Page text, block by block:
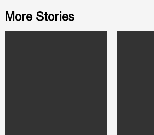
More Stories